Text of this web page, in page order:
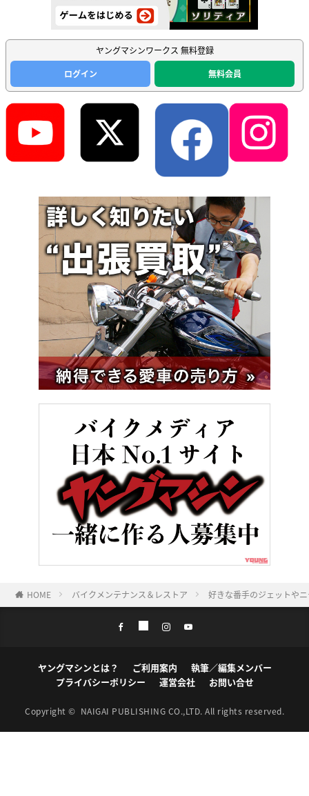
ヤングマシンワークス 無料登録
ログイン
無料会員
HOME バイクメンテナンス＆レストア 好きな番手のジェットや
ヤングマシンとは？ ご利用案内
執筆／編集メンバー
プライバシーポリシー
運営会社 お問い合せ
Copyright © NAIGAI PUBLISHING CO.,LTD. All rights reserved.